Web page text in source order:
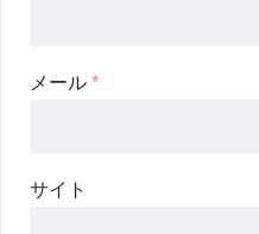
メール *
サイト